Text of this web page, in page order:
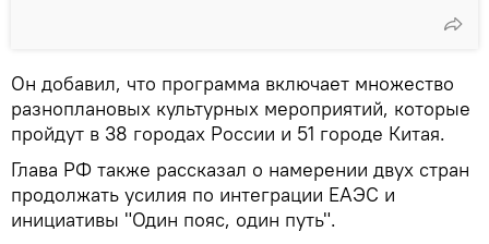
Он добавил, что программа включает множество
разноплановых культурных мероприятий, которые
пройдут в 38 городах России и 51 городе Китая.
Глава РФ также рассказал о намерении двух стран
продолжать усилия по интеграции ЕАЭС и
инициативы "Один пояс, один путь".